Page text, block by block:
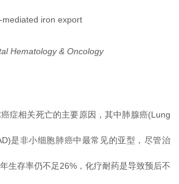
iron export
Hematology & Oncology
症相关死亡的主要原因，其中肺腺癌(Lung
是非小细胞肺癌中最常见的亚型，尽管治
生存率仍不足26%，化疗耐药是导致预后不